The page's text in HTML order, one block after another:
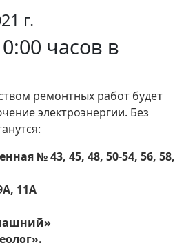
г.
часов в
ремонтных работ будет
электроэнергии. Без
№ 43, 45, 48, 50-54, 56, 58,
11А